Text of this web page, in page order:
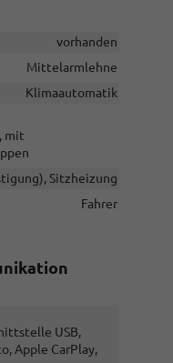
vorhanden
Mittelarmlehne
Klimaautomatik
mit
Sitzheizung
Fahrer
USB,
Apple CarPlay,